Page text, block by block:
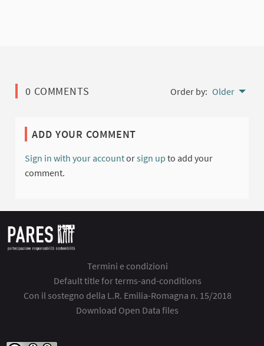
0 COMMENTS Order by: Older
ADD YOUR COMMENT
Sign in with your accountorsign up to add your
comment.
Termini e condizioni
Default title for terms-and-conditions
Con il sostegno della L.R. Emilia-Romagna n. 15/2018
Download Open Data files